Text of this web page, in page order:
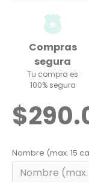
Compras
segura
Tu compra es
100% segura
Nombre (max. 15